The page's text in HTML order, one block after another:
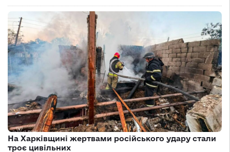
На Харківщині жертвами російського удару стали
троє цивільних